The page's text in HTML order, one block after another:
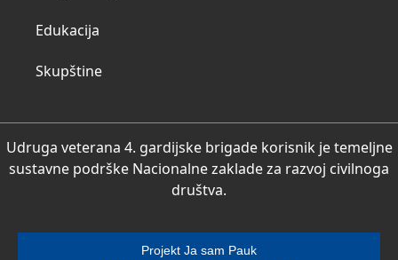
Edukacija
Skupštine
Udruga veterana 4. gardijske brigade korisnik je temeljne
sustavne podrške Nacionalne zaklade za razvoj civilnoga
društva.
Projekt Ja sam Pauk